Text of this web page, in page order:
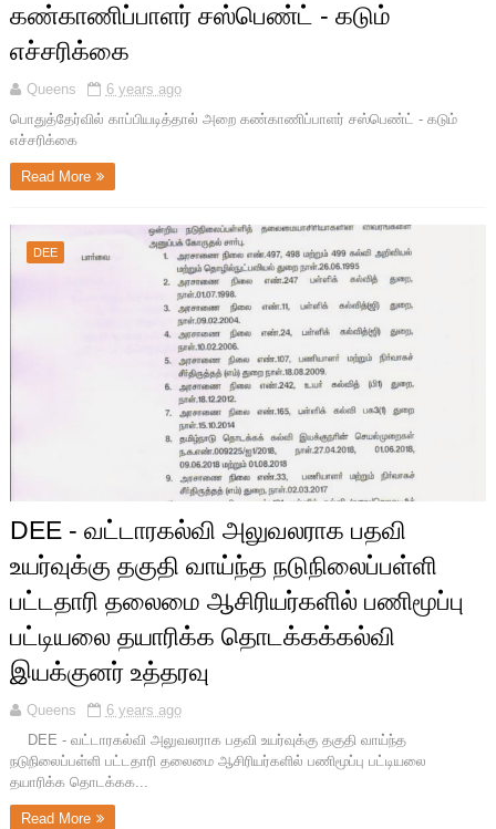
கண்காணிப்பாளர் சஸ்பெண்ட் - கடும்
எச்சரிக்கை
Queens
6 years ago
பொதுத்தேர்வில் காப்பியடித்தால் அறை கண்காணிப்பாளர் சஸ்பெண்ட் - கடும்
எச்சரிக்கை
Read More
DEE
DEE - வட்டாரகல்வி அலுவலராக பதவி
உயர்வுக்கு தகுதி வாய்ந்த நடுநிலைப்பள்ளி
பட்டதாரி தலைமை ஆசிரியர்களில் பணிமூப்பு
பட்டியலை தயாரிக்க தொடக்கக்கல்வி
இயக்குனர் உத்தரவு
Queens
6 years ago
DEE - வட்டாரகல்வி அலுவலராக பதவி உயர்வுக்கு தகுதி வாய்ந்த
நடுநிலைப்பள்ளி பட்டதாரி தலைமை ஆசிரியர்களில் பணிமூப்பு பட்டியலை
தயாரிக்க தொடக்கக...
Read More